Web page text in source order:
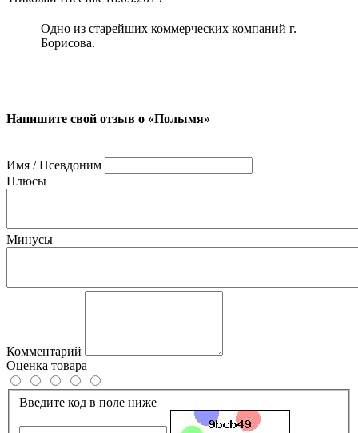
Одно из старейших коммерческих компаний г.
Борисова.
Напишите свой отзыв о «Полымя»
Имя / Псевдоним
Плюсы
Минусы
Комментарий
Оценка товара
Введите код в поле ниже